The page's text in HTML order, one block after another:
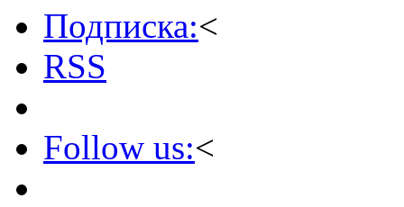
Подписка:<
RSS
Follow us:<